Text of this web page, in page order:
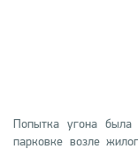
Попытка угона была
парковке возле